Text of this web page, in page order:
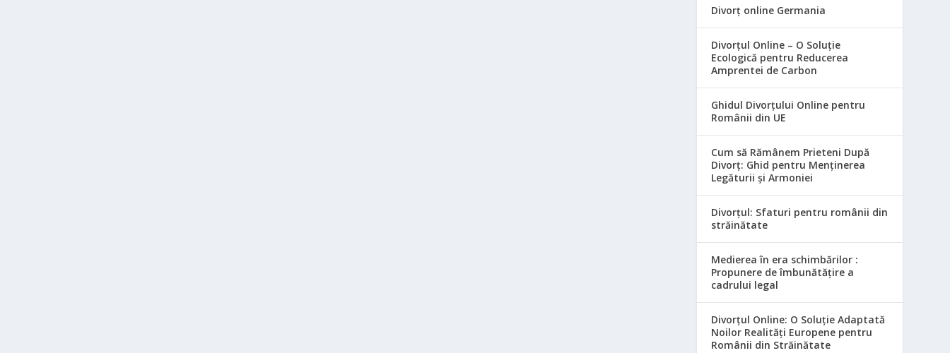
Divorț online Germania
Divorțul Online – O Soluție
Ecologică pentru Reducerea
Amprentei de Carbon
Ghidul Divorțului Online pentru
Românii din UE
Cum să Rămânem Prieteni După
Divorț: Ghid pentru Menținerea
Legăturii și Armoniei
Divorțul: Sfaturi pentru românii din
străinătate
Medierea în era schimbărilor :
Propunere de îmbunătățire a
cadrului legal
Divorțul Online: O Soluție Adaptată
Noilor Realități Europene pentru
Românii din Străinătate